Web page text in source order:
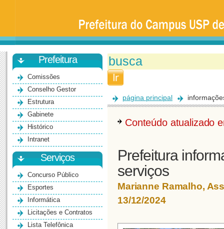
Universidade
São
Paulo
-
BauruPrefeitura
Comissões
Conselho Gestor
Estrutura
Gabinete
Histórico
Intranet
Serviços
Concurso Público
Esportes
Informática
Licitações e Contratos
Lista Telefônica
página principal
Conteúdo atualizado
Prefeitura
serviços
Marianne Ramalho,
13/12/2024